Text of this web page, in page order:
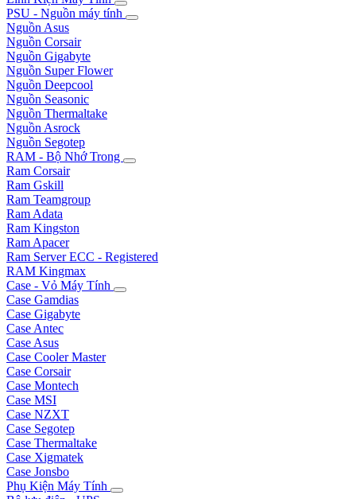
PSU - Nguồn máy tính
Nguồn Asus
Nguồn Corsair
Nguồn Gigabyte
Nguồn Super Flower
Nguồn Deepcool
Nguồn Seasonic
Nguồn Thermaltake
Nguồn Asrock
Nguồn Segotep
RAM - Bộ Nhớ Trong
Ram Corsair
Ram Gskill
Ram Teamgroup
Ram Adata
Ram Kingston
Ram Apacer
Ram Server ECC - Registered
RAM Kingmax
Case - Vỏ Máy Tính
Case Gamdias
Case Gigabyte
Case Antec
Case Asus
Case Cooler Master
Case Corsair
Case Montech
Case MSI
Case NZXT
Case Segotep
Case Thermaltake
Case Xigmatek
Case Jonsbo
Phụ Kiện Máy Tính